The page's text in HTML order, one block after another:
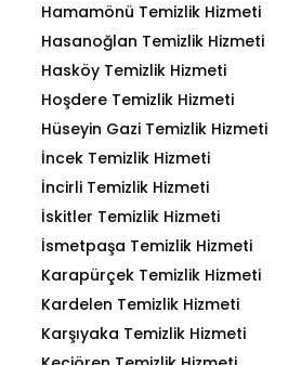
Hamamönü Temizlik Hizmeti
Hasanoğlan Temizlik Hizmeti
Hasköy Temizlik Hizmeti
Hoşdere Temizlik Hizmeti
Hüseyin Gazi Temizlik Hizmeti
İncek Temizlik Hizmeti
İncirli Temizlik Hizmeti
İskitler Temizlik Hizmeti
İsmetpaşa Temizlik Hizmeti
Karapürçek Temizlik Hizmeti
Kardelen Temizlik Hizmeti
Karşıyaka Temizlik Hizmeti